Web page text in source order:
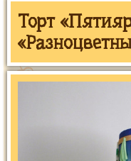
Торт